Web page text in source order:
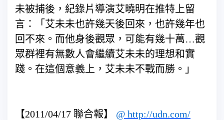
未被捕後，紀錄片導演艾曉明在推特上留
言：「艾未未也許幾天後回來，也許幾年也
回不來。而他身後觀眾，可能有幾十萬…觀
眾群裡有無數人會繼續艾未未的理想和實
踐。在這個意義上，艾未未不戰而勝。」
【2011/04/17 聯合報】 @ http://udn.com/